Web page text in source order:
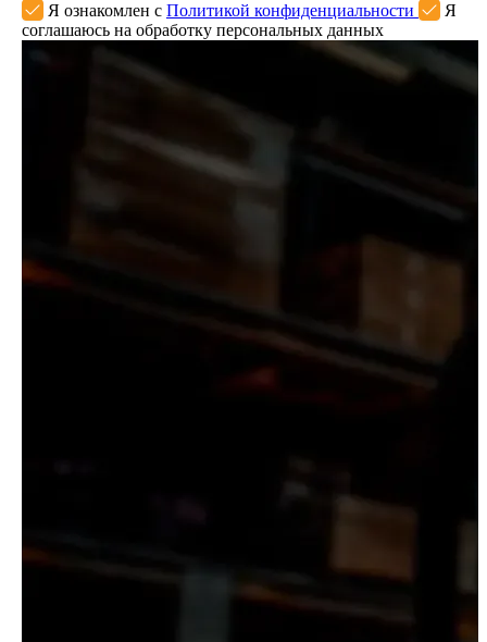
Я ознакомлен с Политикой конфиденциальности
Я
соглашаюсь на обработку персональных данных